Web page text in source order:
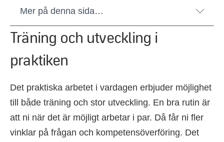
Mer på denna sida…
Träning och utveckling i
praktiken
Det praktiska arbetet i vardagen erbjuder möjlighet
till både träning och stor utveckling. En bra rutin är
att ni när det är möjligt arbetar i par. Då får ni fler
vinklar på frågan och kompetensöverföring. Det